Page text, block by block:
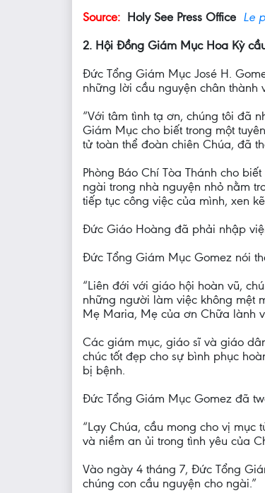
Source: Holy See Press Office Le
2. Hội Đồng Giám Mục Hoa Kỳ
Đức Tổng Giám Mục José H.
những lời cầu nguyện chân thành
“Với tâm tình tạ ơn, chúng tôi đã
Giám Mục cho biết trong một
tử toàn thể đoàn chiên Chúa, đã
Phòng Báo Chí Tòa Thánh cho
ngài trong nhà nguyện nhỏ nằm
tiếp tục công việc của mình, xen
Đức Giáo Hoàng đã phải nhập
Đức Tổng Giám Mục Gomez nói
“Liên đới với giáo hội hoàn vũ,
những người làm việc không mệt
Mẹ Maria, Mẹ của ơn Chữa lành
Các giám mục, giáo sĩ và giáo
chúc tốt đẹp cho sự bình phục
bị bệnh.
Đức Tổng Giám Mục Gomez đã
“Lạy Chúa, cầu mong cho vị
và niềm an ủi trong tình yêu của
Vào ngày 4 tháng 7, Đức Tổng
chúng con cầu nguyện cho ngài.”